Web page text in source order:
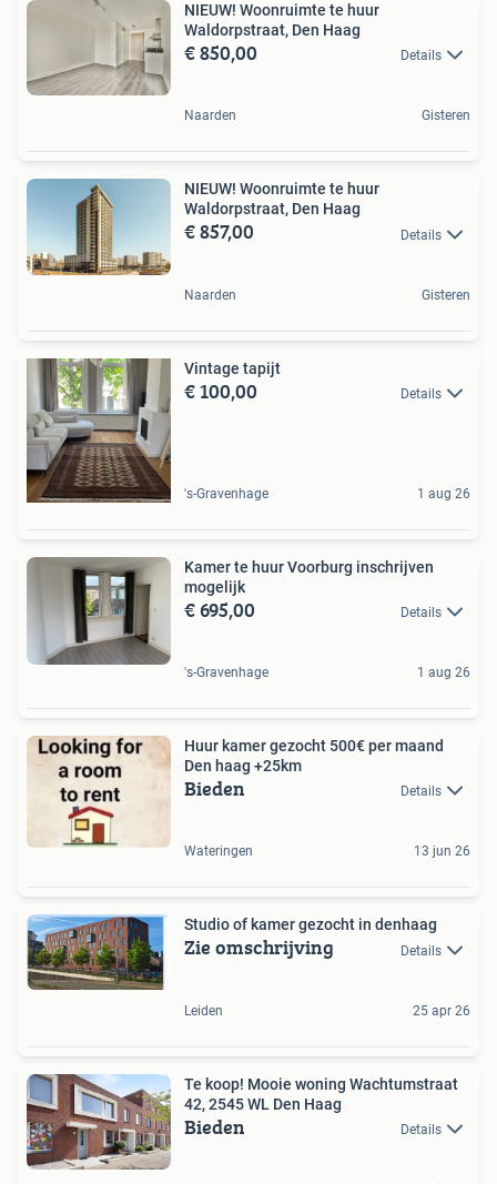
NIEUW! Woonruimte te huur
Waldorpstraat, Den Haag
€ 850,00 Details
Naarden Gisteren
NIEUW! Woonruimte te huur
Waldorpstraat, Den Haag
€ 857,00 Details
Naarden Gisteren
Vintage tapijt
€ 100,00 Details
's-Gravenhage 1 aug 26
Kamer te huur Voorburg inschrijven
mogelijk
€ 695,00 Details
's-Gravenhage 1 aug 26
Huur kamer gezocht 500€ per maand
Den haag +25km
Bieden Details
Wateringen 13 jun 26
Studio of kamer gezocht in denhaag
Zie omschrijving Details
Leiden 25 apr 26
Te koop! Mooie woning Wachtumstraat
42, 2545 WL Den Haag
Bieden Details